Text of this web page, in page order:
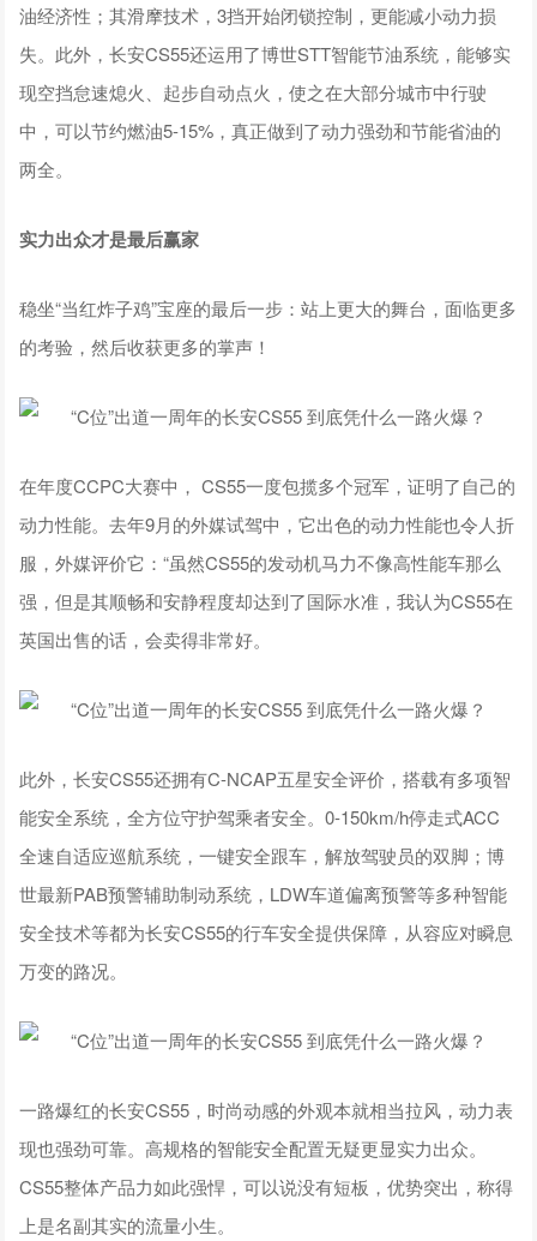
油经济性；其滑摩技术，3挡开始闭锁控制，更能减小动力损
失。此外，长安CS55还运用了博世STT智能节油系统，能够实
现空挡怠速熄火、起步自动点火，使之在大部分城市中行驶
中，可以节约燃油5-15%，真正做到了动力强劲和节能省油的
两全。
实力出众才是最后赢家
稳坐“当红炸子鸡”宝座的最后一步：站上更大的舞台，面临更多
的考验，然后收获更多的掌声！
在年度CCPC大赛中， CS55一度包揽多个冠军，证明了自己的
动力性能。去年9月的外媒试驾中，它出色的动力性能也令人折
服，外媒评价它：“虽然CS55的发动机马力不像高性能车那么
强，但是其顺畅和安静程度却达到了国际水准，我认为CS55在
英国出售的话，会卖得非常好。
此外，长安CS55还拥有C-NCAP五星安全评价，搭载有多项智
能安全系统，全方位守护驾乘者安全。0-150km/h停走式ACC
全速自适应巡航系统，一键安全跟车，解放驾驶员的双脚；博
世最新PAB预警辅助制动系统，LDW车道偏离预警等多种智能
安全技术等都为长安CS55的行车安全提供保障，从容应对瞬息
万变的路况。
一路爆红的长安CS55，时尚动感的外观本就相当拉风，动力表
现也强劲可靠。高规格的智能安全配置无疑更显实力出众。
CS55整体产品力如此强悍，可以说没有短板，优势突出，称得
上是名副其实的流量小生。